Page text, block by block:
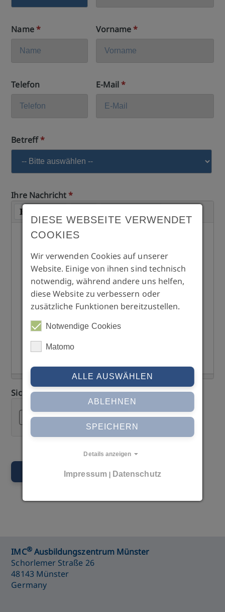
Name* Vorname*
Telefon E-Mail*
Betreff*
Ihre Nachricht*
Sicherheitsabfrage
Nachricht senden
IMC®Ausbildungszentrum Münster
Schorlemer Straße 26
48143 Münster
Germany
DIESE WEBSEITE VERWENDET
COOKIES
Wir verwenden Cookies auf unserer
Website. Einige von ihnen sind technisch
notwendig, während andere uns helfen,
diese Website zu verbessern oder
zusätzliche Funktionen bereitzustellen.
Notwendige Cookies
Matomo
ALLE AUSWÄHLEN
ABLEHNEN
SPEICHERN
Details anzeigen
Impressum| Datenschutz